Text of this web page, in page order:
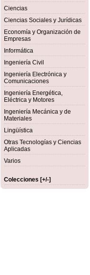
Ciencias
Ciencias Sociales y Jurídicas
Economía y Organización de
Empresas
Informática
Ingeniería Civil
Ingeniería Electrónica y
Comunicaciones
Ingeniería Energética,
Eléctrica y Motores
Ingeniería Mecánica y de
Materiales
Lingüística
Otras Tecnologías y Ciencias
Aplicadas
Varios
Colecciones [+/-]